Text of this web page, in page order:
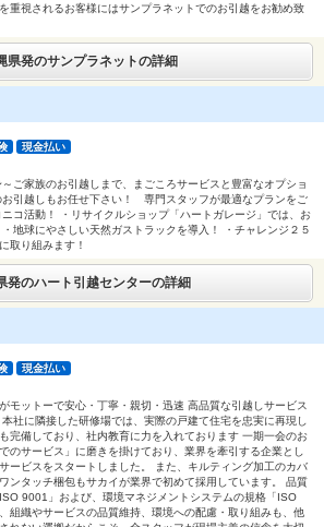
重視されるお客様にはサンプラネットでのお引越をお勧め致
県発のサンプラネットの詳細
現金払い
ご家族のお引越しまで、まごころサービスと豊富なオプショ
お引越しもお任せ下さい！ 専門スタッフが最適なプランをご
コ活動！ ・リサイクルショップ「ハートガレージ」では、お
地球にやさしい天然ガストラックを導入！ ・チャレンジ２５
取り組みます！
発のハート引越センターの詳細
現金払い
モットーで安心・丁寧・親切・迅速 高品質な引越しサービス
社に隣接した研修場では、実際の戸建て住宅を忠実に再現し
完備しており、社内教育に力を入れております 一期一会のお
のサービス」に磨きを掛けており、業界を牽引する企業とし
ービスをスタートしました。 また、キルティング加工のカバ
ンタッチ梱包もサカイが業界で初めて採用しています。 品質
9001」および、環境マネジメントシステムの規格「ISO
組織やサービスの品質維持、環境への配慮・取り組みも、他